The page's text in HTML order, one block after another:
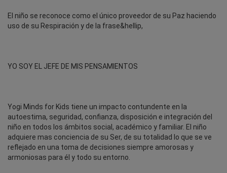
El niño se reconoce como el único proveedor de su Paz haciendo
uso de su Respiración y de la frase&hellip,
YO SOY EL JEFE DE MIS PENSAMIENTOS
Yogi Minds for Kids tiene un impacto contundente en la
autoestima, seguridad, confianza, disposición e integración del
niño en todos los ámbitos social, académico y familiar. El niño
adquiere mas conciencia de su Ser, de su totalidad lo que se ve
reflejado en una toma de decisiones siempre amorosas y
armoniosas para él y todo su entorno.